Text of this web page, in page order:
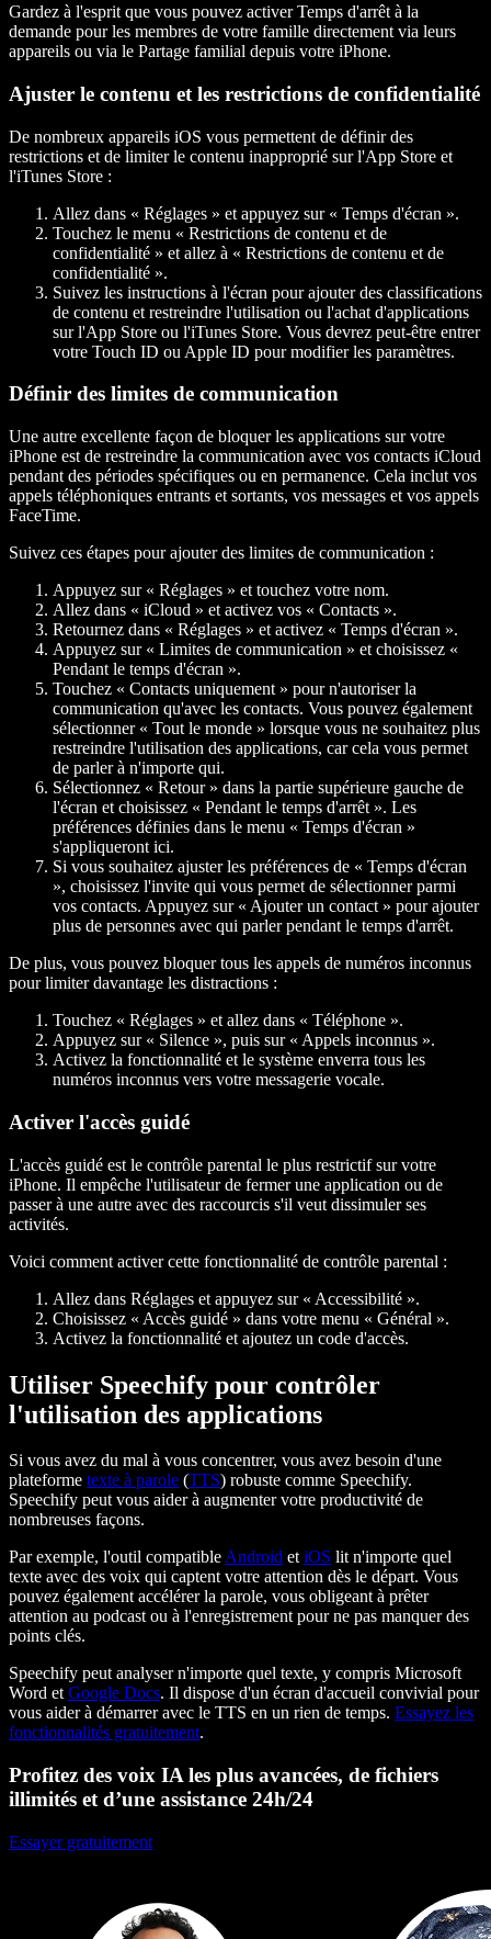
Gardez à l'esprit que vous pouvez activer Temps d'arrêt à la
demande pour les membres de votre famille directement via leurs
appareils ou via le Partage familial depuis votre iPhone.
Ajuster le contenu et les restrictions de confidentialité
De nombreux appareils iOS vous permettent de définir des
restrictions et de limiter le contenu inapproprié sur l'App Store et
l'iTunes Store :
Allez dans « Réglages » et appuyez sur « Temps d'écran ».
Touchez le menu « Restrictions de contenu et de
confidentialité » et allez à « Restrictions de contenu et de
confidentialité ».
Suivez les instructions à l'écran pour ajouter des classifications
de contenu et restreindre l'utilisation ou l'achat d'applications
sur l'App Store ou l'iTunes Store. Vous devrez peut-être entrer
votre Touch ID ou Apple ID pour modifier les paramètres.
Définir des limites de communication
Une autre excellente façon de bloquer les applications sur votre
iPhone est de restreindre la communication avec vos contacts iCloud
pendant des périodes spécifiques ou en permanence. Cela inclut vos
appels téléphoniques entrants et sortants, vos messages et vos appels
FaceTime.
Suivez ces étapes pour ajouter des limites de communication :
Appuyez sur « Réglages » et touchez votre nom.
Allez dans « iCloud » et activez vos « Contacts ».
Retournez dans « Réglages » et activez « Temps d'écran ».
Appuyez sur « Limites de communication » et choisissez «
Pendant le temps d'écran ».
Touchez « Contacts uniquement » pour n'autoriser la
communication qu'avec les contacts. Vous pouvez également
sélectionner « Tout le monde » lorsque vous ne souhaitez plus
restreindre l'utilisation des applications, car cela vous permet
de parler à n'importe qui.
Sélectionnez « Retour » dans la partie supérieure gauche de
l'écran et choisissez « Pendant le temps d'arrêt ». Les
préférences définies dans le menu « Temps d'écran »
s'appliqueront ici.
Si vous souhaitez ajuster les préférences de « Temps d'écran
», choisissez l'invite qui vous permet de sélectionner parmi
vos contacts. Appuyez sur « Ajouter un contact » pour ajouter
plus de personnes avec qui parler pendant le temps d'arrêt.
De plus, vous pouvez bloquer tous les appels de numéros inconnus
pour limiter davantage les distractions :
Touchez « Réglages » et allez dans « Téléphone ».
Appuyez sur « Silence », puis sur « Appels inconnus ».
Activez la fonctionnalité et le système enverra tous les
numéros inconnus vers votre messagerie vocale.
Activer l'accès guidé
L'accès guidé est le contrôle parental le plus restrictif sur votre
iPhone. Il empêche l'utilisateur de fermer une application ou de
passer à une autre avec des raccourcis s'il veut dissimuler ses
activités.
Voici comment activer cette fonctionnalité de contrôle parental :
Allez dans Réglages et appuyez sur « Accessibilité ».
Choisissez « Accès guidé » dans votre menu « Général ».
Activez la fonctionnalité et ajoutez un code d'accès.
Utiliser Speechify pour contrôler
l'utilisation des applications
Si vous avez du mal à vous concentrer, vous avez besoin d'une
plateforme texte à parole (TTS) robuste comme Speechify.
Speechify peut vous aider à augmenter votre productivité de
nombreuses façons.
Par exemple, l'outil compatibleAndroid etiOS lit n'importe quel
texte avec des voix qui captent votre attention dès le départ. Vous
pouvez également accélérer la parole, vous obligeant à prêter
attention au podcast ou à l'enregistrement pour ne pas manquer des
points clés.
Speechify peut analyser n'importe quel texte, y compris Microsoft
Word etGoogle Docs. Il dispose d'un écran d'accueil convivial pour
vous aider à démarrer avec le TTS en un rien de temps. Essayez les
fonctionnalités gratuitement.
Profitez des voix IA les plus avancées, de fichiers
illimités et d’une assistance 24h/24
Essayer gratuitement